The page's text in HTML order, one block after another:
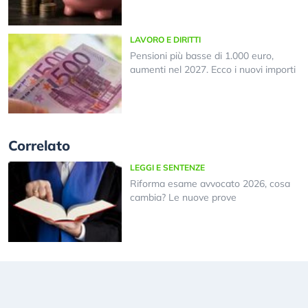
LAVORO E DIRITTI
Pensioni più basse di 1.000 euro,
aumenti nel 2027. Ecco i nuovi importi
Correlato
LEGGI E SENTENZE
Riforma esame avvocato 2026, cosa
cambia? Le nuove prove